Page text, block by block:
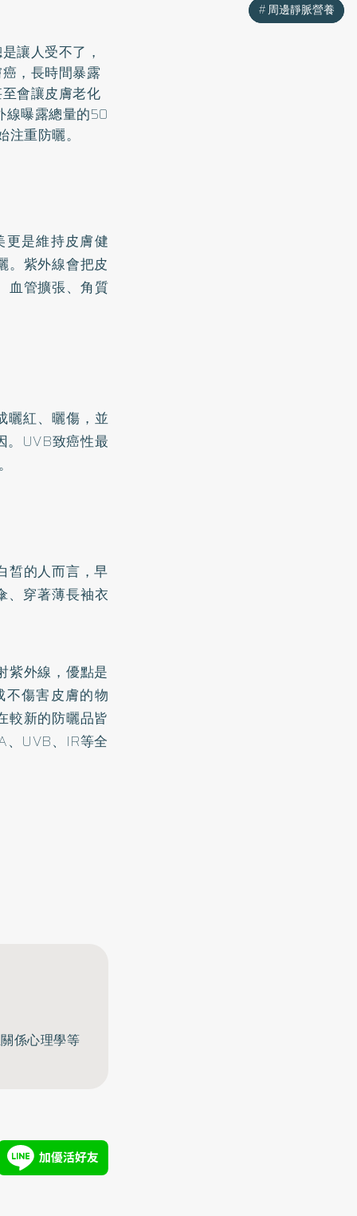
讓人受不了，
，長時間暴露
會讓皮膚老化
線曝露總量的50
重防曬。
是維持皮膚健
。紫外線會把皮
血管擴張、角質
曬紅、曬傷，並
。UVB致癌性最
皙的人而言，早
、穿著薄長袖衣
紫外線，優點是
傷害皮膚的物
較新的防曬品皆
、UVB、IR等全
係心理學等
周邊靜脈營養
周邊靜脈營養